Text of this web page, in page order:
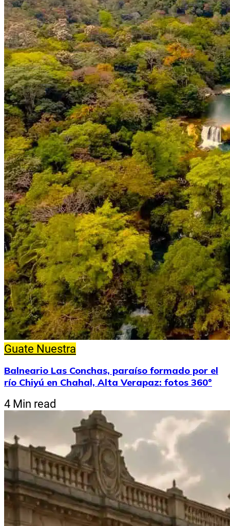
Guate Nuestra
Balneario Las Conchas, paraíso formado por el
río Chiyú en Chahal, Alta Verapaz: fotos 360°
4 Min read